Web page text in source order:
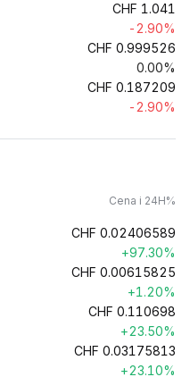
CHF 1.041
-2.90%
CHF 0.999526
0.00%
CHF 0.187209
-2.90%
Cena i 24H%
CHF 0.02406589
+97.30%
CHF 0.00615825
+1.20%
CHF 0.110698
+23.50%
CHF 0.03175813
+23.10%